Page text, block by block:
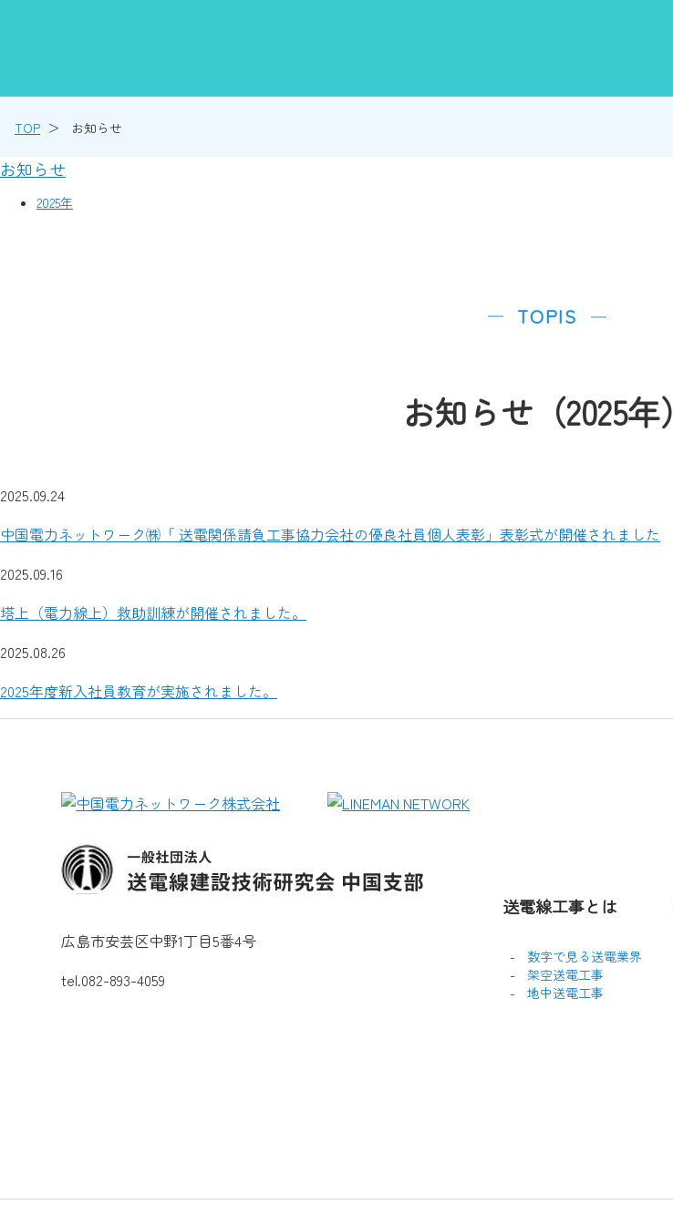
TOP お知らせ
お知らせ
2025年
TOPIS
お知らせ（2025年）
2025.09.24
中国電力ネットワーク㈱「 送電関係請負工事協力会社の優良社員個人表彰」表彰式が開催されました
2025.09.16
塔上（電力線上）救助訓練が開催されました。
2025.08.26
2025年度新入社員教育が実施されました。
広島市安芸区中野1丁目5番4号
tel.082-893-4059
送電線工事とは
数字で見る送電業界
架空送電工事
地中送電工事